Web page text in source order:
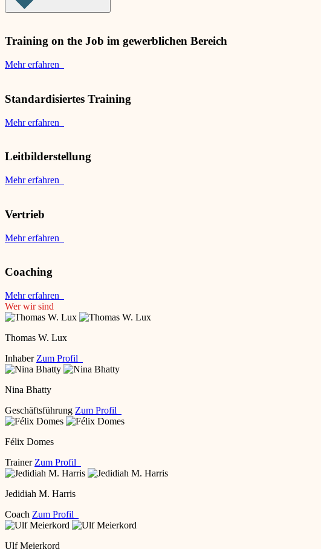
Training on the Job im gewerblichen Bereich
Mehr erfahren
Standardisiertes Training
Mehr erfahren
Leitbilderstellung
Mehr erfahren
Vertrieb
Mehr erfahren
Coaching
Mehr erfahren
Wer wir sind
Thomas W. Lux
Inhaber Zum Profil
Nina Bhatty
Geschäftsführung Zum Profil
Félix Domes
Trainer Zum Profil
Jedidiah M. Harris
Coach Zum Profil
Ulf Meierkord